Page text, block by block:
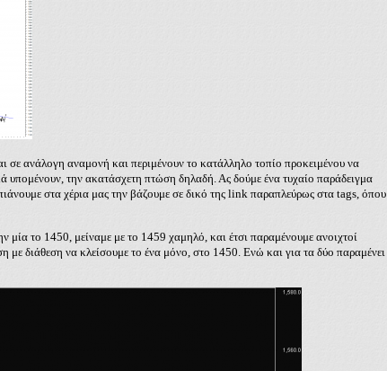
σε ανάλογη αναμονή και περιμένουν το κατάλληλο τοπίο προκειμένου να
υπομένουν, την ακατάσχετη πτώση δηλαδή. Ας δούμε ένα τυχαίο παράδειγμα
στα χέρια μας την βάζουμε σε δικό της link παραπλεύρως στα tags, όπου
μία το 1450, μείναμε με το 1459 χαμηλό, και έτσι παραμένουμε ανοιχτοί
με διάθεση να κλείσουμε το ένα μόνο, στο 1450. Ενώ και για τα δύο παραμένει